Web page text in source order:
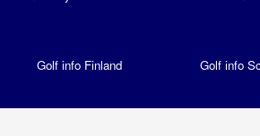
Golf info Finland Golf info